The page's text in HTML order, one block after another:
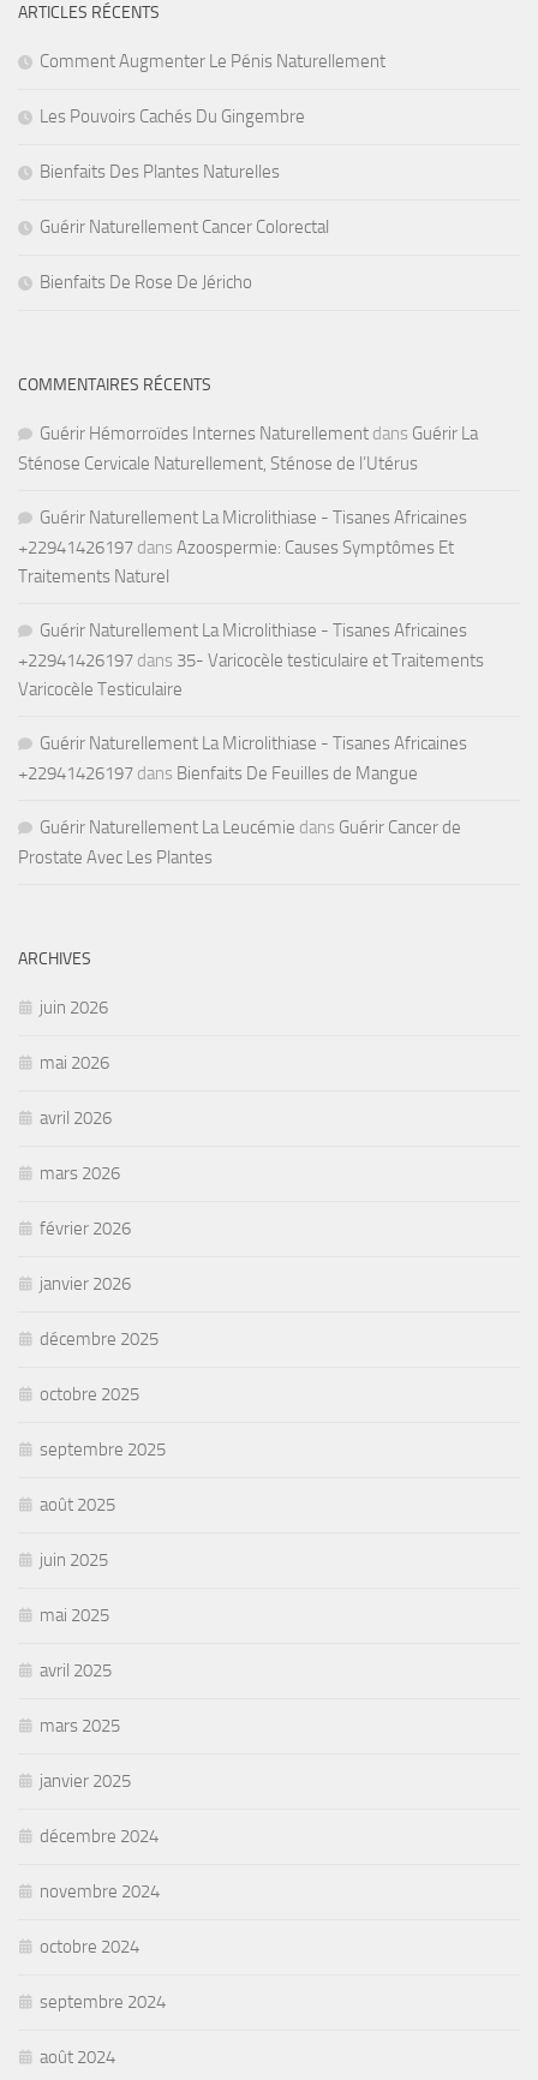
ARTICLES RÉCENTS
Comment Augmenter Le Pénis Naturellement
Les Pouvoirs Cachés Du Gingembre
Bienfaits Des Plantes Naturelles
Guérir Naturellement Cancer Colorectal
Bienfaits De Rose De Jéricho
COMMENTAIRES RÉCENTS
Guérir Hémorroïdes Internes Naturellement dans Guérir La
Sténose Cervicale Naturellement, Sténose de l’Utérus
Guérir Naturellement La Microlithiase - Tisanes Africaines
+22941426197 dans Azoospermie: Causes Symptômes Et
Traitements Naturel
Guérir Naturellement La Microlithiase - Tisanes Africaines
+22941426197 dans 35- Varicocèle testiculaire et Traitements
Varicocèle Testiculaire
Guérir Naturellement La Microlithiase - Tisanes Africaines
+22941426197 dans Bienfaits De Feuilles de Mangue
Guérir Naturellement La Leucémie dans Guérir Cancer de
Prostate Avec Les Plantes
ARCHIVES
juin 2026
mai 2026
avril 2026
mars 2026
février 2026
janvier 2026
décembre 2025
octobre 2025
septembre 2025
août 2025
juin 2025
mai 2025
avril 2025
mars 2025
janvier 2025
décembre 2024
novembre 2024
octobre 2024
septembre 2024
août 2024